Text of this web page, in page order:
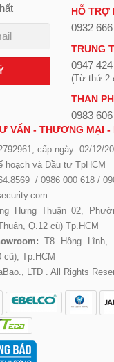
HỖ TRỢ
0932
TRUNG
0947
(Từ thứ 2
THAN
0983
VẤN - THƯƠNG MẠI -
cấp ngày: 02/12/
hoạch và Đầu tư TpHCM
/ 0986 000 618 /
Hưng Thuận 02,
Q.12 cũ) Tp.HCM
T8 Hồng Lĩnh,
cũ), Tp.HCM
LTD . All Rights